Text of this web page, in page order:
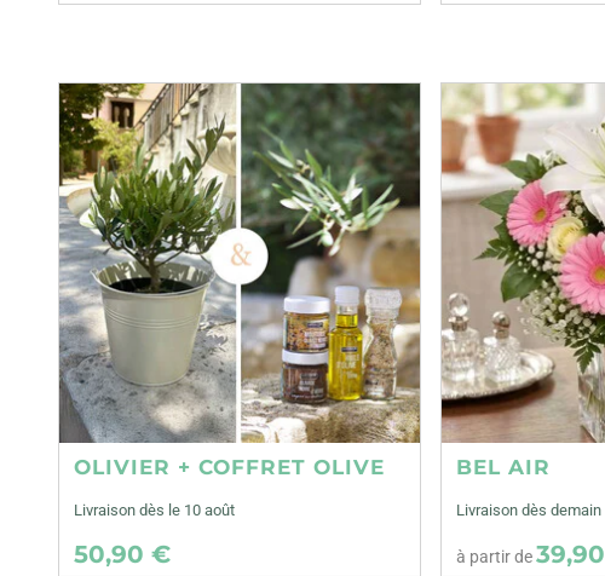
OLIVIER + COFFRET OLIVE
Livraison dès le 10 août
50,90 €
BEL AIR
Livraison dès demain
à partir de